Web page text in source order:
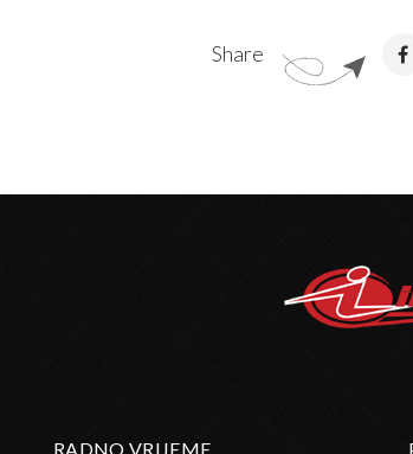
Share
RADNO VRIJEME